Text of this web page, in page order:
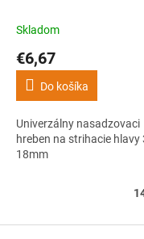
4' - 18mm
Skladom
€6,67
Do košíka
Univerzálny nasadzovaci
hreben na strihacie hlavy
18mm